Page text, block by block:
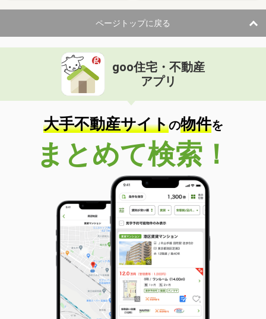
ページトップに戻る
goo住宅・不動産
アプリ
大手不動産サイトの物件を
まとめて検索！